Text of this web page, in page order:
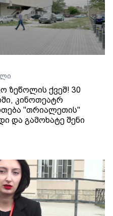
ზეწოლის ქვეშ! 30
კინოთეატრ
"თრიალეთის"
და გამოხატე შენი